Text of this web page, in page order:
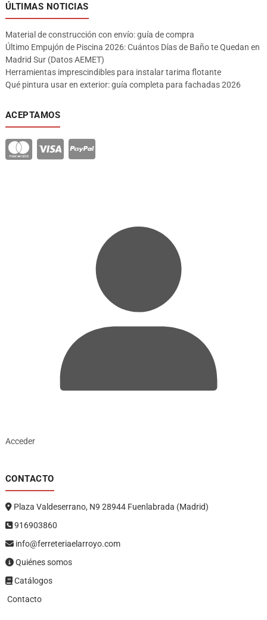
ÚLTIMAS NOTICIAS
Material de construcción con envío: guía de compra
Último Empujón de Piscina 2026: Cuántos Días de Baño te Quedan en
Madrid Sur (Datos AEMET)
Herramientas imprescindibles para instalar tarima flotante
Qué pintura usar en exterior: guía completa para fachadas 2026
ACEPTAMOS
Acceder
CONTACTO
Plaza Valdeserrano, N9 28944 Fuenlabrada (Madrid)
916903860
info@ferreteriaelarroyo.com
Quiénes somos
Catálogos
Contacto